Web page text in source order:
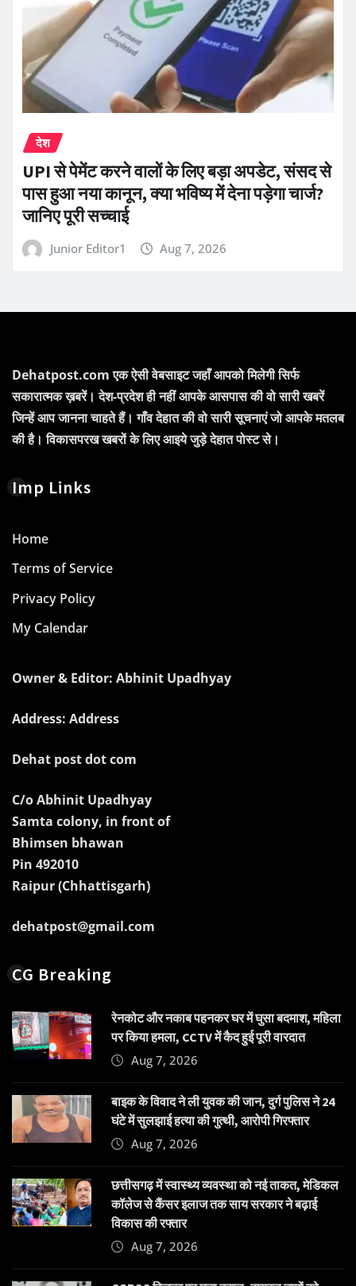
देश
UPI से पेमेंट करने वालों के लिए बड़ा अपडेट, संसद से
पास हुआ नया कानून, क्या भविष्य में देना पड़ेगा चार्ज?
जानिए पूरी सच्चाई
Junior Editor1 Aug 7, 2026
Dehatpost.com एक ऐसी वेबसाइट जहाँ आपको मिलेगी सिर्फ
सकारात्मक ख़बरें। देश-प्रदेश ही नहीं आपके आसपास की वो सारी खबरें
जिन्हें आप जानना चाहते हैं। गाँव देहात की वो सारी सूचनाएं जो आपके मतलब
की है। विकासपरख खबरों के लिए आइये जुड़े देहात पोस्ट से।
Imp Links
Home
Terms of Service
Privacy Policy
My Calendar
Owner & Editor: Abhinit Upadhyay
Address: Address
Dehat post dot com
C/o Abhinit Upadhyay
Samta colony, in front of
Bhimsen bhawan
Pin 492010
Raipur (Chhattisgarh)
dehatpost@gmail.com
CG Breaking
रेनकोट और नकाब पहनकर घर में घुसा बदमाश, महिला
पर किया हमला, CCTV में कैद हुई पूरी वारदात
Aug 7, 2026
बाइक के विवाद ने ली युवक की जान, दुर्ग पुलिस ने 24
घंटे में सुलझाई हत्या की गुत्थी, आरोपी गिरफ्तार
Aug 7, 2026
छत्तीसगढ़ में स्वास्थ्य व्यवस्था को नई ताकत, मेडिकल
कॉलेज से कैंसर इलाज तक साय सरकार ने बढ़ाई
विकास की रफ्तार
Aug 7, 2026